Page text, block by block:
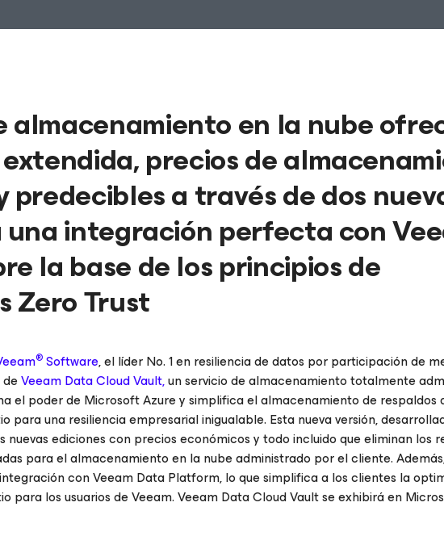
almacenamiento en la nube
precios de
predecibles a través de dos
integración perfecta con
la base de los principios de
Zero Trust
® Software, el líder No. 1 en resiliencia de datos por participación de
Veeam Data Cloud Vault,un servicio de almacenamiento totalmente
el poder de Microsoft Azure y simplifica el almacenamiento de respaldos
para una resiliencia empresarial inigualable. Esta nueva versión,
ediciones con precios económicos y todo incluido que eliminan los
para el almacenamiento en la nube administrado por el cliente.
con Veeam Data Platform, lo que simplifica a los clientes la
para los usuarios de Veeam. Veeam Data Cloud Vault se exhibirá en